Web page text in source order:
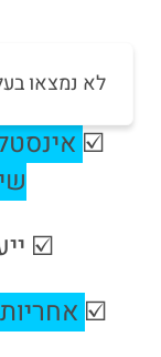
לא נמצאו
☑️
☑️
☑️